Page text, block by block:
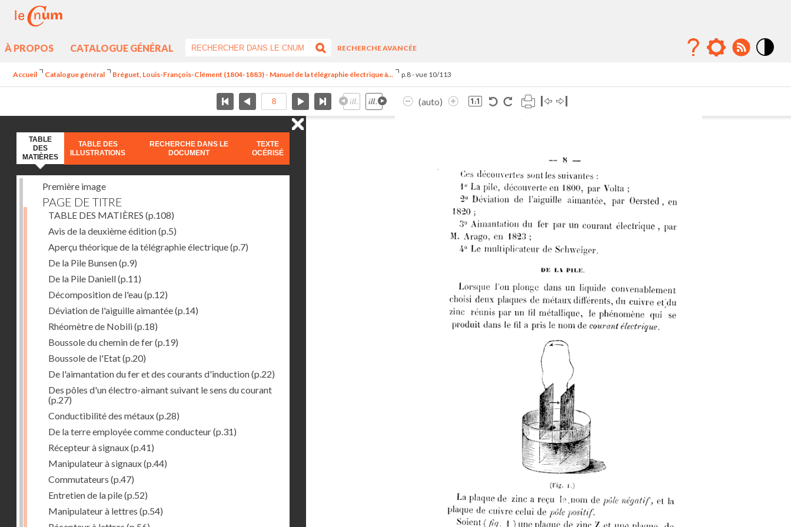
À PROPOS CATALOGUE GÉNÉRAL
RECHERCHE AVANCÉE
Accueil Catalogue général Bréguet, Louis-François-Clément (1804-1883) - Manuel de la télégraphie électrique à... p.8 - vue 10/113
(auto)
TABLE
DES
MATIÈRES
TABLE DES
ILLUSTRATIONS
RECHERCHE DANS LE
DOCUMENT
TEXTE
OCÉRISÉ
Première image
PAGE DE TITRE
TABLE DES MATIÈRES (p.108)
Avis de la deuxième édition(p.5)
Aperçu théorique de la télégraphie électrique(p.7)
De la Pile Bunsen(p.9)
De la Pile Daniell(p.11)
Décomposition de l'eau(p.12)
Déviation de l'aiguille aimantée(p.14)
Rhéomètre de Nobili(p.18)
Boussole du chemin de fer(p.19)
Boussole de l'Etat(p.20)
De l'aimantation du fer et des courants d'induction(p.22)
Des pôles d'un électro-aimant suivant le sens du courant
(p.27)
Conductibilité des métaux(p.28)
De la terre employée comme conducteur(p.31)
Récepteur à signaux(p.41)
Manipulateur à signaux(p.44)
Commutateurs (p.47)
Entretien de la pile(p.52)
Manipulateur à lettres (p.54)